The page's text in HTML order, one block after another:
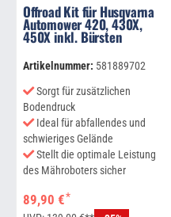
Offroad Kit für Husqvarna
Automower 420, 430X,
450X inkl. Bürsten
Artikelnummer: 581889702
Sorgt für zusätzlichen
Bodendruck
Ideal für abfallendes und
schwieriges Gelände
Stellt die optimale Leistung
des Mähroboters sicher
89,90 €*